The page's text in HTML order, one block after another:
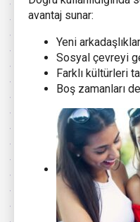
avantaj sunar:
Yeni
Sosyal çevreyi
Farklı kültürleri
Boş zamanları